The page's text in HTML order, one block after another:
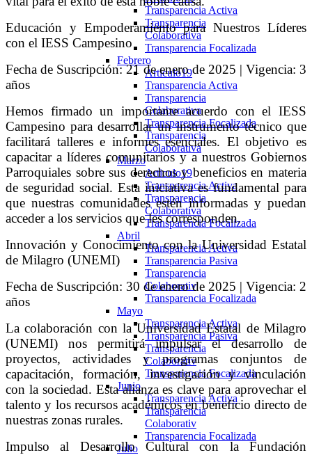
Transparencia Activa
Transparencia
Colaborativa
Transparencia Focalizada
Febrero
Articulo19
Transparencia Activa
Transparencia
Colaborativa
Transparencia Focalizada
Transparencia
Colaborativa
Marzo
Articulo19
Transparencia Activa
Transparencia
Colaborativa
Transparencia Focalizada
Abril
Transparencia Activa
Transparencia Pasiva
Transparencia
Colaborativ
Transparencia Focalizada
Mayo
Transparencia Activa
Transparencia Pasiva
Transparencia
Colaborativ
Transparencia Focalizada
Junio
Transparencia Activa
Transparencia
Colaborativ
Transparencia Focalizada
Julio
Educación y Empoderamiento para Nuestros Líderes
con el IESS Campesino
Fecha de Suscripción: 21 de enero de 2025 | Vigencia: 3
años
Hemos firmado un importante acuerdo con el IESS
Campesino para desarrollar un instrumento técnico que
facilitará talleres e informes esenciales. El objetivo es
capacitar a líderes comunitarios y a nuestros Gobiernos
Parroquiales sobre sus derechos y beneficios en materia
de seguridad social. Esta iniciativa es fundamental para
que nuestras comunidades estén informadas y puedan
acceder a los servicios que les corresponden.
Innovación y Conocimiento con la Universidad Estatal
de Milagro (UNEMI)
Fecha de Suscripción: 30 de enero de 2025 | Vigencia: 2
años
La colaboración con la Universidad Estatal de Milagro
(UNEMI) nos permitirá impulsar el desarrollo de
proyectos, actividades y programas conjuntos de
capacitación, formación, investigación y vinculación
con la sociedad. Esta alianza es clave para aprovechar el
talento y los recursos académicos en beneficio directo de
nuestras zonas rurales.
Impulso al Desarrollo Cultural con la Fundación